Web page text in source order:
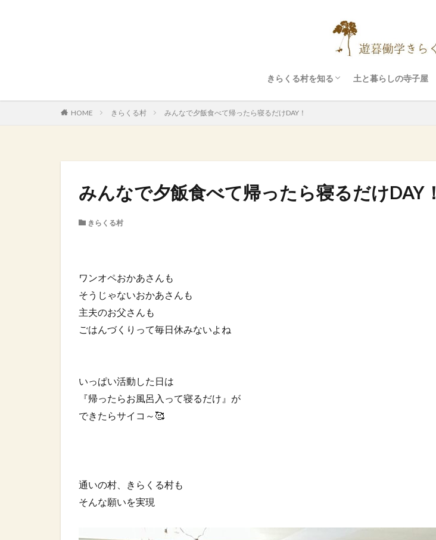
きらくる村を知る
イベント
村の設備
ぷちリトリート
料金
お願いと注意事項
土と暮らしの寺子屋
HOME きらくる村 みんなで夕飯食べて帰ったら寝るだけDAY！
みんなで夕飯食べて帰ったら寝るだけDAY！
きらくる村
ワンオペおかあさんも⁡
そうじゃないおかあさんも⁡
主夫のお父さんも⁡
ごはんづくりって毎日休みないよね⁡
いっぱい活動した日は⁡
『帰ったらお風呂入って寝るだけ』が⁡
できたらサイコ～🥰⁡
通いの村、きらくる村も⁡
そんな願いを実現⁡